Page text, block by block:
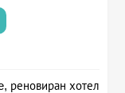
реновиран хотел